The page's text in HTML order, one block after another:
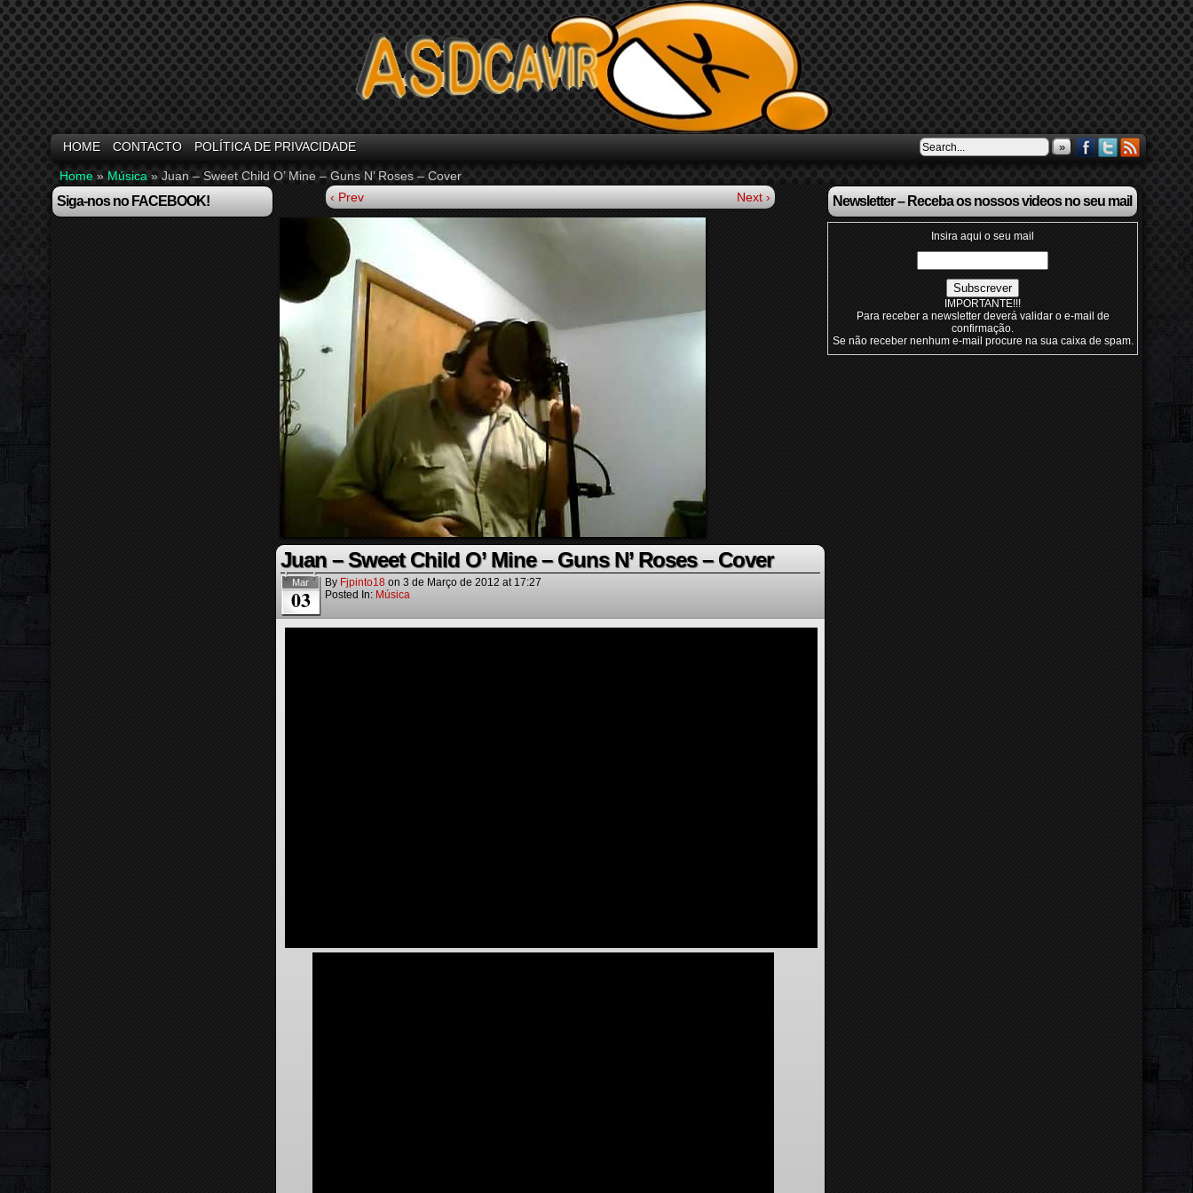
HOME CONTACTO POLÍTICA DE PRIVACIDADE »
Home » Música » Juan – Sweet Child O’ Mine – Guns N’ Roses – Cover
Siga-nos no FACEBOOK! ‹ Prev Next ›
Juan – Sweet Child O’ Mine – Guns N’ Roses – Cover
Mar
03
By Fjpinto18 on 3 de Março de 2012 at 17:27
Posted In: Música
Newsletter – Receba os nossos videos no seu mail
Insira aqui o seu mail
IMPORTANTE!!!
Para receber a newsletter deverá validar o e-mail de
confirmação.
Se não receber nenhum e-mail procure na sua caixa de spam.